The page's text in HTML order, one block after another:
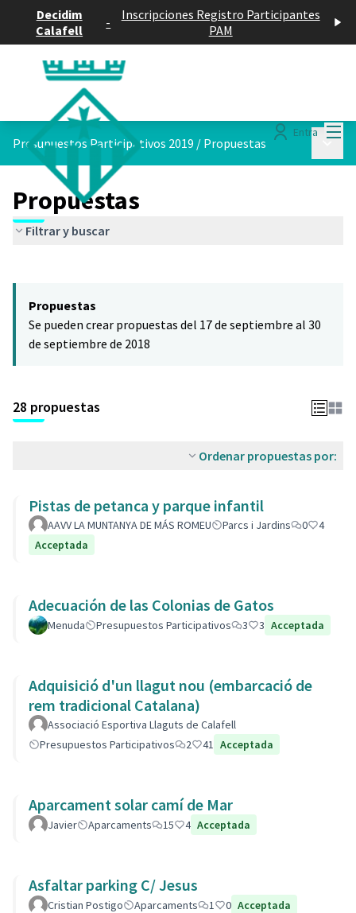
Decidim
Calafell
-
Inscripciones Registro Participantes
PAM
Entra
Presupuestos Participativos 2019 / Propuestas
Propuestas
Filtrar y buscar
−
Propuestas
Se pueden crear propuestas del 17 de septiembre al 30
de septiembre de 2018
28 propuestas
Ordenar propuestas por:
Pistas de petanca y parque infantil
AAVV LA MUNTANYA DE MÁS ROMEU Parcs i Jardins 0
4
Acceptada
Adecuación de las Colonias de Gatos
Menuda Presupuestos Participativos 3 3 Acceptada
Adquisició d'un llagut nou (embarcació de
rem tradicional Catalana)
Associació Esportiva Llaguts de Calafell
Presupuestos Participativos
2 41 Acceptada
Aparcament solar camí de Mar
Javier Aparcaments 15 4 Acceptada
Asfaltar parking C/ Jesus
Cristian Postigo Aparcaments 1 0 Acceptada